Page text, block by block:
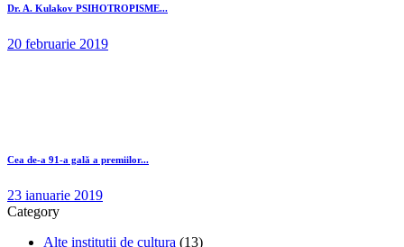
Dr. A. Kulakov PSIHOTROPISME...
20 februarie 2019
Cea de-a 91-a gală a premiilor...
23 ianuarie 2019
Category
Alte institutii de cultura (13)